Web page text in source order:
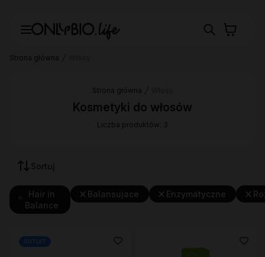
Strona główna
Strona główna
Kosmetyki do włosów
Liczba produktów: 3
Sortuj
Hair in
Balance
Balansujace Enzymatyczne
OUTLET